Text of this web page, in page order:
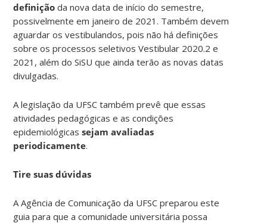
definição da nova data de início do semestre,
possivelmente em janeiro de 2021. Também devem
aguardar os vestibulandos, pois não há definições
sobre os processos seletivos Vestibular 2020.2 e
2021, além do SiSU que ainda terão as novas datas
divulgadas.
A legislação da UFSC também prevê que essas
atividades pedagógicas e as condições
epidemiológicassejam avaliadas
periodicamente.
Tire suas dúvidas
A Agência de Comunicação da UFSC preparou este
guia para que a comunidade universitária possa